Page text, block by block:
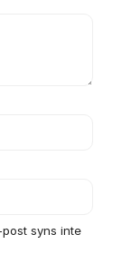
syns inte